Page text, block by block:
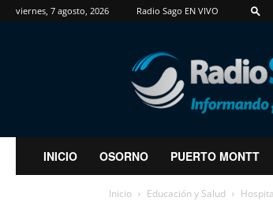
viernes, 7 agosto, 2026 Radio Sago EN VIVO
RadioSago
INICIO OSORNO PUERTO MONTT
Inicio Educación y Salud